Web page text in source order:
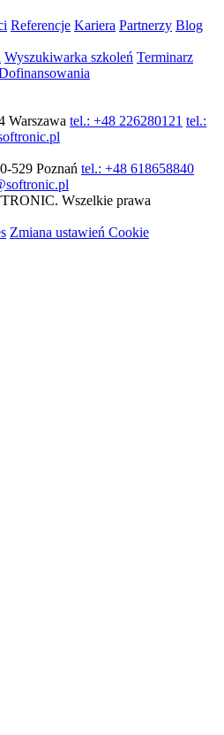
Referencje Kariera Partnerzy Blog
Wyszukiwarka szkoleń Terminarz
Warszawa tel.: +48 226280121 tel.:
529 Poznań tel.: +48 618658840
Wszelkie prawa
Zmiana ustawień Cookie